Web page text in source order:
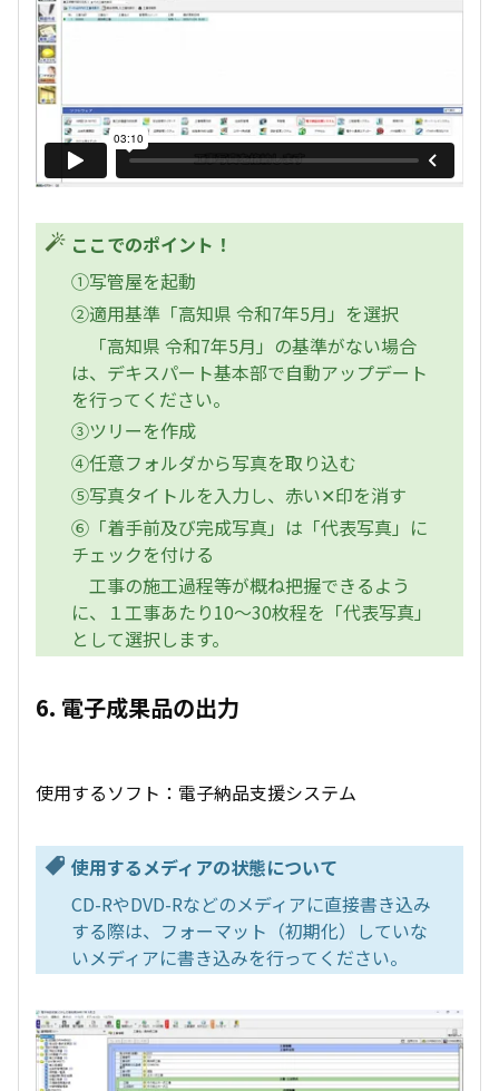
ここでのポイント！
①写管屋を起動
②適用基準「高知県 令和7年5月」を選択
「高知県 令和7年5月」の基準がない場合
は、デキスパート基本部で自動アップデート
を行ってください。
③ツリーを作成
④任意フォルダから写真を取り込む
⑤写真タイトルを入力し、赤い✕印を消す
⑥「着手前及び完成写真」は「代表写真」に
チェックを付ける
工事の施工過程等が概ね把握できるよう
に、１工事あたり10～30枚程を「代表写真」
として選択します。
6. 電子成果品の出力
使用するソフト：電子納品支援システム
使用するメディアの状態について
CD-RやDVD-Rなどのメディアに直接書き込み
する際は、フォーマット（初期化）していな
いメディアに書き込みを行ってください。